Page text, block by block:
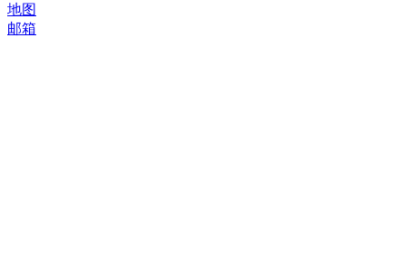
地图
邮箱